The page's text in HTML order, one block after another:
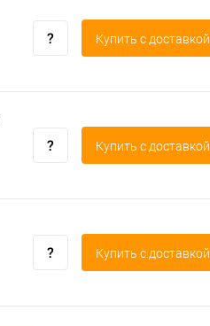
Купить c доставкой
Купить c доставкой
Купить c доставкой